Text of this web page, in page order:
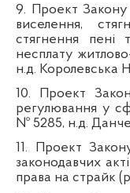
9. Проект
виселення,
стягнення пені
несплату
н.д.
10. Проект
регулювання у
№ 5285, н.д.
11. Проект
законодавчих
права на страйк